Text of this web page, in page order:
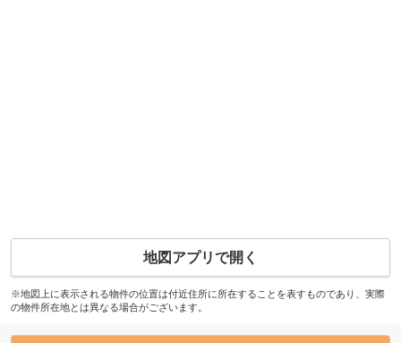
地図アプリで開く
※地図上に表示される物件の位置は付近住所に所在することを表すものであり、実際
の物件所在地とは異なる場合がございます。